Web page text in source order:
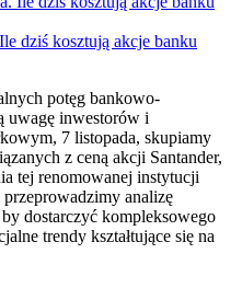
dziś kosztują akcje banku
potęg bankowo-
uwagę inwestorów i
7 listopada, skupiamy
z ceną akcji Santander,
tej renomowanej instytucji
analizę
dostarczyć kompleksowego
trendy kształtujące się na